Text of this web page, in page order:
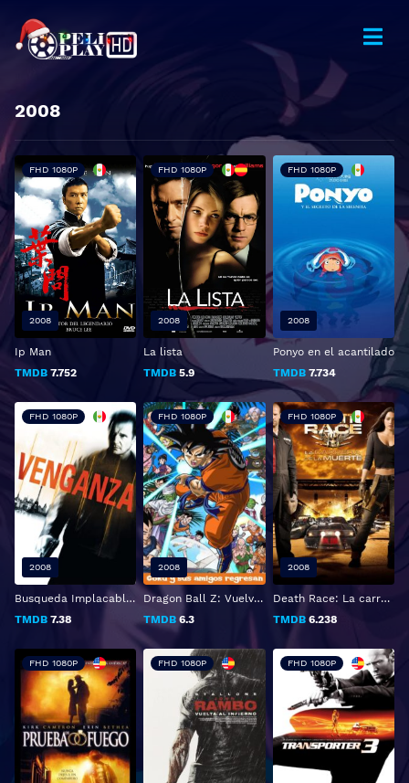
2008
Ip Man
TMDB 7.752
FHD 1080P
2008
La lista
TMDB 5.9
FHD 1080P
2008
Ponyo en el acantilado
TMDB7.734
FHD 1080P
2008
Busqueda Implacable (Venganza)
TMDB 7.38
FHD 1080P
2008
Dragon Ball Z: Vuelven Son Goku y sus amigos
TMDB 6.3
FHD 1080P
2008
Death Race: La carrera de la muerte
TMDB6.238
FHD 1080P
2008
FHD 1080P FHD 1080P FHD 1080P